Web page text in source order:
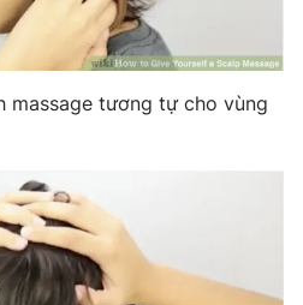
massage tương tự cho vùng